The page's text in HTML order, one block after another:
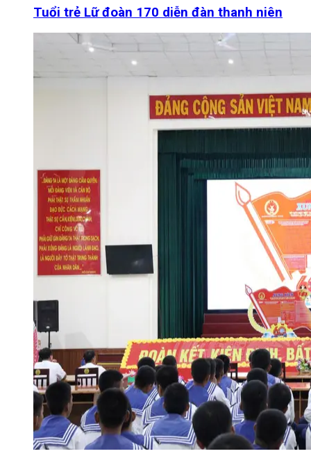
Tuổi trẻ Lữ đoàn 170 diễn đàn thanh niên